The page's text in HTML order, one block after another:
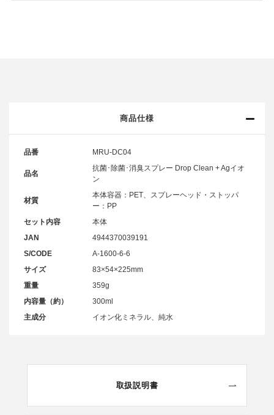
商品仕様
品番 MRU-DC04
品名
抗菌･除菌･消臭スプレー Drop Clean + Agイオ
ン
材質
本体容器：PET、スプレーヘッド・ストッパ
ー：PP
セット内容
本体
JAN
4944370039191
S/CODE
A-1600-6-6
サイズ
83×54×225mm
重量
359g
内容量（約）
300ml
主成分
イオン化ミネラル、純水
取扱説明書